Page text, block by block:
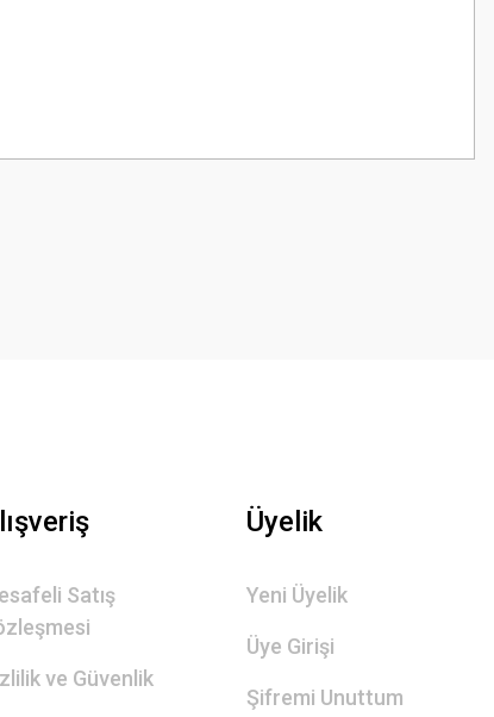
Satış
ve Güvenlik
Üyelik
Yeni Üyelik
Üye Girişi
Şifremi Unuttum